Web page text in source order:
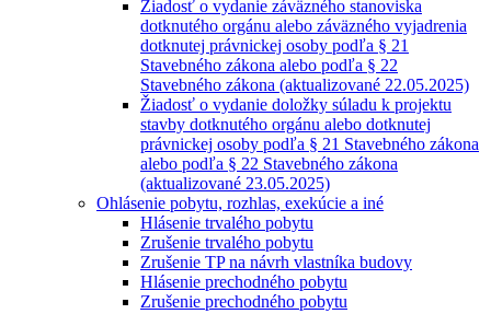
Žiadosť o vydanie záväzného stanoviska
dotknutého orgánu alebo záväzného vyjadrenia
dotknutej právnickej osoby podľa § 21
Stavebného zákona alebo podľa § 22
Stavebného zákona (aktualizované 22.05.2025)
Žiadosť o vydanie doložky súladu k projektu
stavby dotknutého orgánu alebo dotknutej
právnickej osoby podľa § 21 Stavebného zákona
alebo podľa § 22 Stavebného zákona
(aktualizované 23.05.2025)
Ohlásenie pobytu, rozhlas, exekúcie a iné
Hlásenie trvalého pobytu
Zrušenie trvalého pobytu
Zrušenie TP na návrh vlastníka budovy
Hlásenie prechodného pobytu
Zrušenie prechodného pobytu